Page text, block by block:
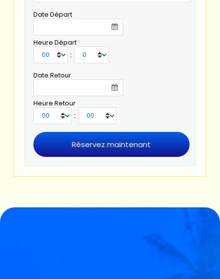
Date Départ
Heure Départ
:
Date Retour
Heure Retour
: